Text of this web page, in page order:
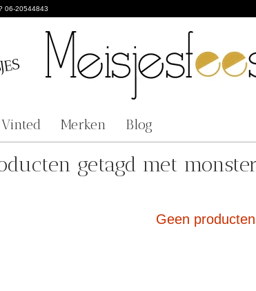
06-20544843
Merken Blog
getagd met
Geen